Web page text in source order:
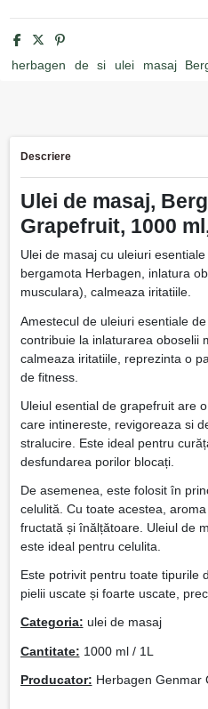
herbagen de si ulei masaj
Descriere
Ulei de masaj,
Grapefruit, 1000
Ulei de masaj cu uleiuri
bergamota Herbagen, inlatura
musculara), calmeaza iritatiile.
Amestecul de uleiuri esentiale
contribuie la inlaturarea oboselii
calmeaza iritatiile, reprezinta o
de fitness.
Uleiul esential de grapefruit are
care intinereste, revigoreaza si
stralucire. Este ideal pentru
desfundarea porilor blocați.
De asemenea, este folosit în
celulită. Cu toate acestea,
fructată și înălțătoare. Uleiul de
este ideal pentru celulita.
Este potrivit pentru toate tipurile
pielii uscate și foarte uscate,
Categoria: ulei de masaj
Cantitate: 1000 ml / 1L
Producator: Herbagen Genmar